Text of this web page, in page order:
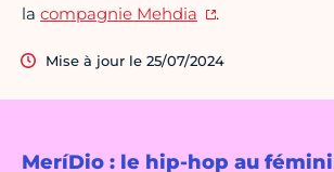
MeríDio : le hip-hop au
la compagnie Mehdia .
Mise à jour le 25/07/2024